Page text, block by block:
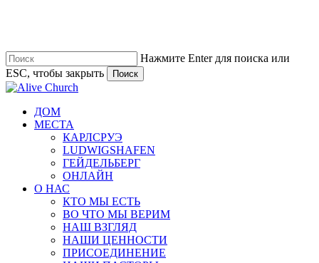
содержанию
Нажмите Enter для поиска или
ESC, чтобы закрыть
Поиск
Закрыть
Меню ДОМ
МЕСТА
КАРЛСРУЭ
LUDWIGSHAFEN
ГЕЙДЕЛЬБЕРГ
ОНЛАЙН
О НАС
КТО МЫ ЕСТЬ
ВО ЧТО МЫ ВЕРИМ
НАШ ВЗГЛЯД
НАШИ ЦЕННОСТИ
ПРИСОЕДИНЕНИЕ